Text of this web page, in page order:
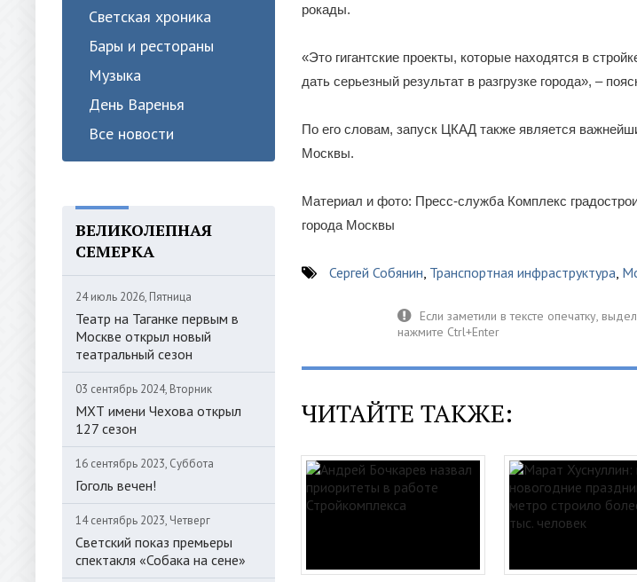
Светская хроника
Бары и рестораны
Музыка
День Варенья
Все новости
ВЕЛИКОЛЕПНАЯ
СЕМЕРКА
24 июль 2026, Пятница
Театр на Таганке первым в
Москве открыл новый
театральный сезон
03 сентябрь 2024, Вторник
МХТ имени Чехова открыл
127 сезон
16 сентябрь 2023, Суббота
Гоголь вечен!
14 сентябрь 2023, Четверг
Светский показ премьеры
спектакля «Собака на сене»
рокады.
«Это гигантские проекты, которые находятся в
дать серьезный результат в разгрузке города», –
По его словам, запуск ЦКАД также является
Москвы.
Материал и фото: Пресс-служба Комплекс
города Москвы
Сергей Собянин, Транспортная инфраструктура,
ЧИТАЙТЕ ТАКЖЕ: